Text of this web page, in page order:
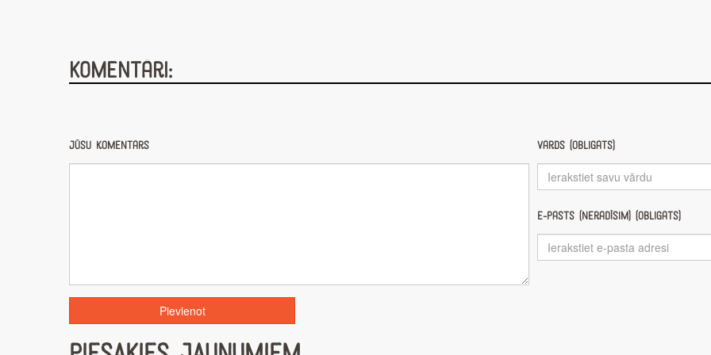
Komentāri:
Jūsu komentārs Vārds (obligāts)
E-pasts (nerādīsim) (obligāts)